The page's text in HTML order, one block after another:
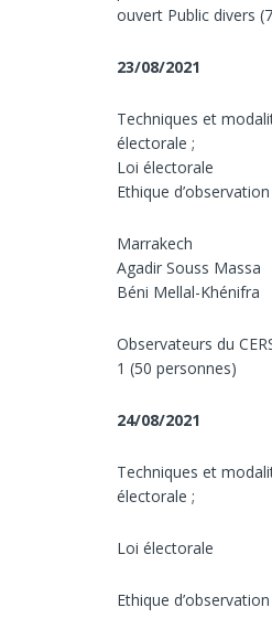
ouvert Public divers
23/08/2021
Techniques et
électorale ;
Loi électorale
Ethique d’observation
Marrakech
Agadir Souss Massa
Béni Mellal-Khénifra
Observateurs du
1 (50 personnes)
24/08/2021
Techniques et
électorale ;
Loi électorale
Ethique d’observation